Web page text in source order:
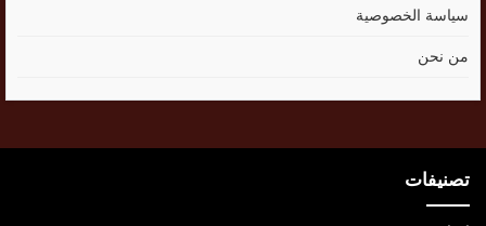
سياسة الخصوصية
من نحن
تصنيفات